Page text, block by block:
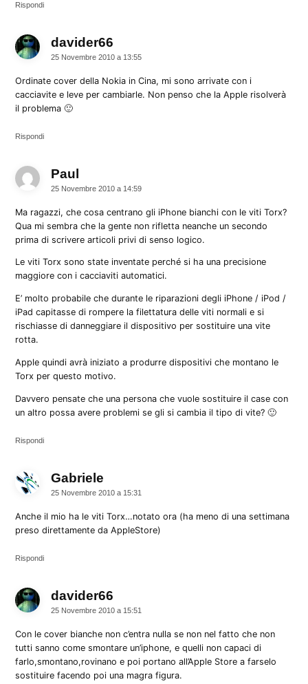
Rispondi
davider66
25 Novembre 2010 a 13:55
Ordinate cover della Nokia in Cina, mi sono arrivate con i
cacciavite e leve per cambiarle. Non penso che la Apple risolverà
il problema 🙂
Rispondi
Paul
25 Novembre 2010 a 14:59
Ma ragazzi, che cosa centrano gli iPhone bianchi con le viti Torx?
Qua mi sembra che la gente non rifletta neanche un secondo
prima di scrivere articoli privi di senso logico.
Le viti Torx sono state inventate perché si ha una precisione
maggiore con i cacciaviti automatici.
E’ molto probabile che durante le riparazioni degli iPhone / iPod /
iPad capitasse di rompere la filettatura delle viti normali e si
rischiasse di danneggiare il dispositivo per sostituire una vite
rotta.
Apple quindi avrà iniziato a produrre dispositivi che montano le
Torx per questo motivo.
Davvero pensate che una persona che vuole sostituire il case con
un altro possa avere problemi se gli si cambia il tipo di vite? 🙂
Rispondi
Gabriele
25 Novembre 2010 a 15:31
Anche il mio ha le viti Torx…notato ora (ha meno di una settimana
preso direttamente da AppleStore)
Rispondi
davider66
25 Novembre 2010 a 15:51
Con le cover bianche non c’entra nulla se non nel fatto che non
tutti sanno come smontare un’iphone, e quelli non capaci di
farlo,smontano,rovinano e poi portano all’Apple Store a farselo
sostituire facendo poi una magra figura.